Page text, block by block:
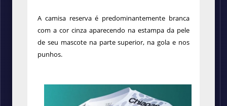
A camisa reserva é predominantemente branca
com a cor cinza aparecendo na estampa da pele
de seu mascote na parte superior, na gola e nos
punhos.